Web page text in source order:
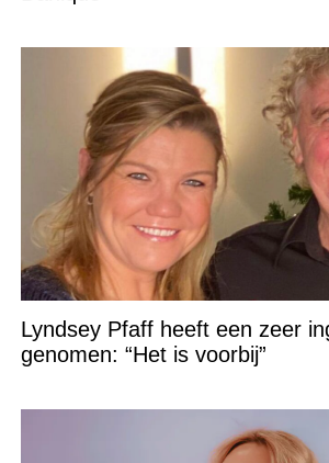
Lyndsey Pfaff heeft een zeer
genomen: “Het is voorbij”